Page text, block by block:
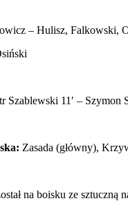
– Hulisz, Falkowski,
Szablewski 11′ – Szymon
Zasada (główny),
na boisku ze